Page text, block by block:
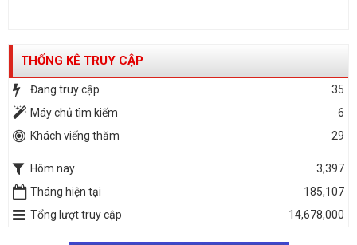
THỐNG KÊ TRUY CẬP
Đang truy cập
35
Máy chủ tìm kiếm
6
Khách viếng thăm
29
Hôm nay
3,397
Tháng hiện tại
185,107
Tổng lượt truy cập
14,678,000